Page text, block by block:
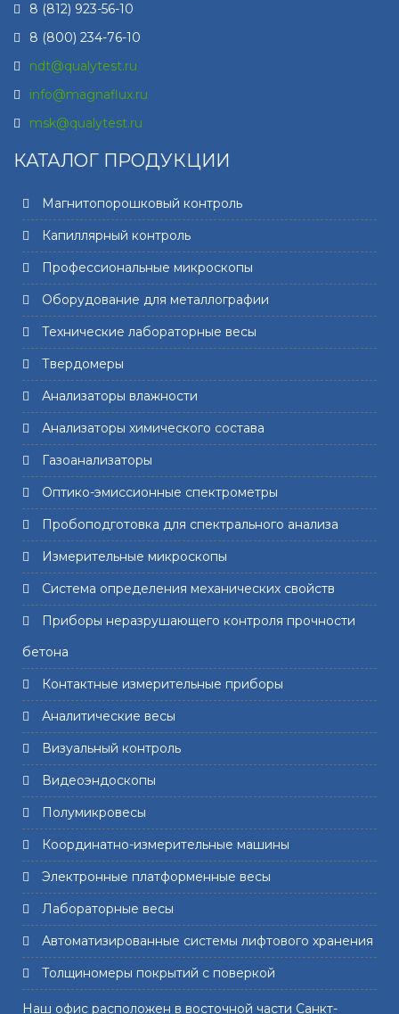
8 (812) 923-56-10
8 (800) 234-76-10
ndt@qualytest.ru
info@magnaflux.ru
msk@qualytest.ru
КАТАЛОГ ПРОДУКЦИИ
Магнитопорошковый контроль
Капиллярный контроль
Профессиональные микроскопы
Оборудование для металлографии
Технические лабораторные весы
Твердомеры
Анализаторы влажности
Анализаторы химического состава
Газоанализаторы
Оптико-эмиссионные спектрометры
Пробоподготовка для спектрального анализа
Измерительные микроскопы
Система определения механических свойств
Приборы неразрушающего контроля прочности
бетона
Контактные измерительные приборы
Аналитические весы
Визуальный контроль
Видеоэндоскопы
Полумикровесы
Координатно-измерительные машины
Электронные платформенные весы
Лабораторные весы
Автоматизированные системы лифтового хранения
Толщиномеры покрытий с поверкой
Наш офис расположен в восточной части Санкт-